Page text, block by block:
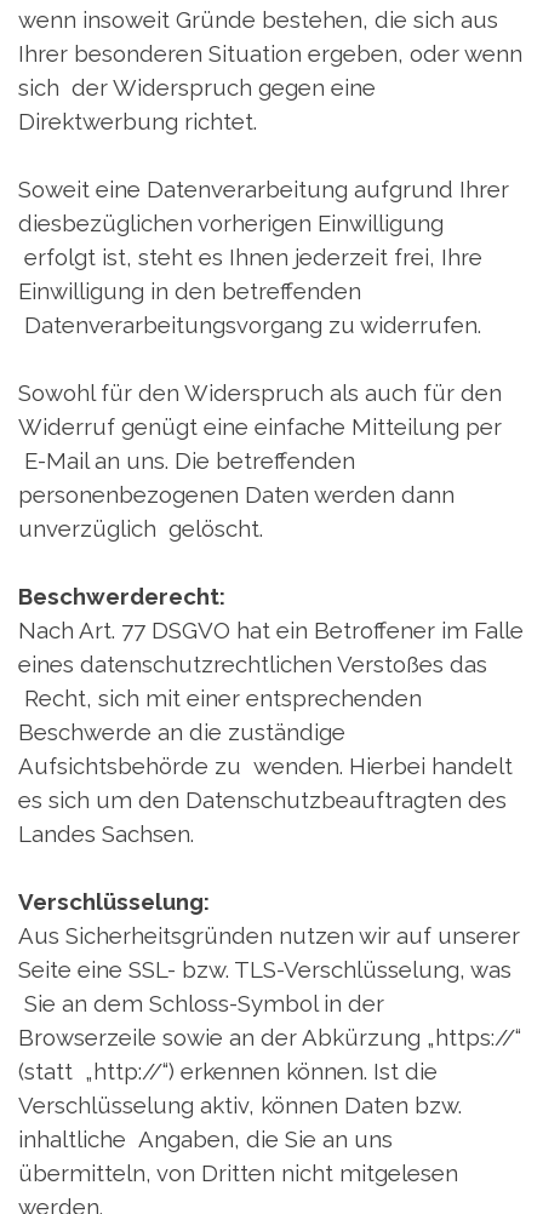
wenn insoweit Gründe bestehen, die sich aus
Ihrer besonderen Situation ergeben, oder wenn
sich der Widerspruch gegen eine
Direktwerbung richtet.
Soweit eine Datenverarbeitung aufgrund Ihrer
diesbezüglichen vorherigen Einwilligung
erfolgt ist, steht es Ihnen jederzeit frei, Ihre
Einwilligung in den betreffenden
Datenverarbeitungsvorgang zu widerrufen.
Sowohl für den Widerspruch als auch für den
Widerruf genügt eine einfache Mitteilung per
E-Mail an uns. Die betreffenden
personenbezogenen Daten werden dann
unverzüglich gelöscht.
Beschwerderecht:
Nach Art. 77 DSGVO hat ein Betroffener im Falle
eines datenschutzrechtlichen Verstoßes das
Recht, sich mit einer entsprechenden
Beschwerde an die zuständige
Aufsichtsbehörde zu wenden. Hierbei handelt
es sich um den Datenschutzbeauftragten des
Landes Sachsen.
Verschlüsselung:
Aus Sicherheitsgründen nutzen wir auf unserer
Seite eine SSL- bzw. TLS-Verschlüsselung, was
Sie an dem Schloss-Symbol in der
Browserzeile sowie an der Abkürzung „https://“
(statt „http://“) erkennen können. Ist die
Verschlüsselung aktiv, können Daten bzw.
inhaltliche Angaben, die Sie an uns
übermitteln, von Dritten nicht mitgelesen
werden.